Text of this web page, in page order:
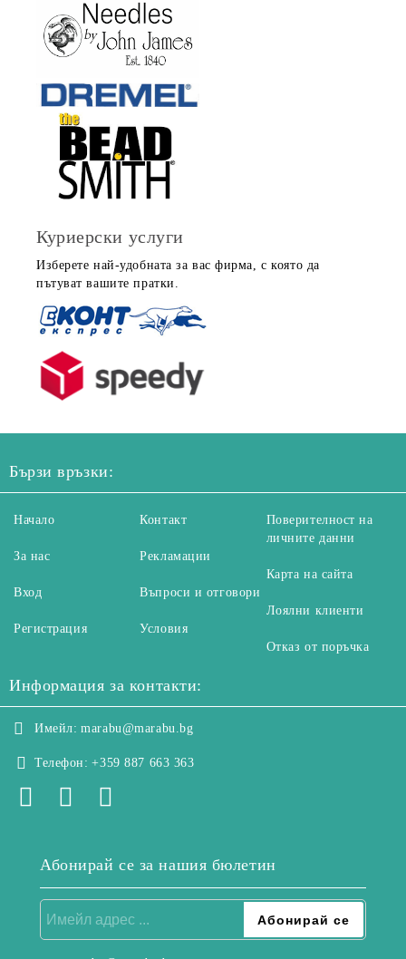
Куриерски услуги
Изберете най-удобната за вас фирма, с която да
пътуват вашите пратки.
Бързи връзки:
Начало
За нас
Вход
Регистрация
Контакт
Рекламации
Въпроси и отговори
Условия
Поверителност на
личните данни
Карта на сайта
Лоялни клиенти
Отказ от поръчка
Информация за контакти:
Имейл: marabu@marabu.bg
Телефон: +359 887 663 363
Абонирай се за нашия бюлетин